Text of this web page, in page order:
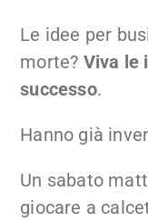
Le idee per
morte? Viva le
successo.
Hanno già
Un sabato
giocare a